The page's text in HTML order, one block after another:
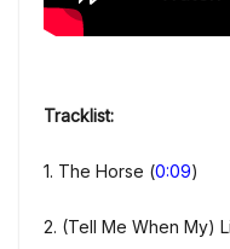
Tracklist:
1. The Horse (0:09)
2. (Tell Me When My)